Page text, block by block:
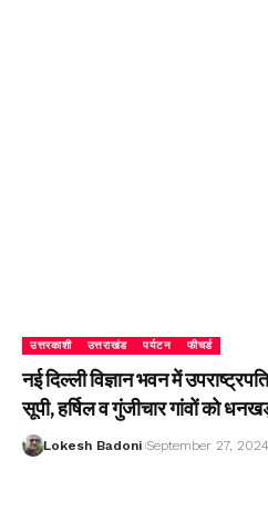
उत्तरकाशी उत्तराखंड पर्यटन फीचर्ड
नई दिल्ली विज्ञान भवन में
सूपी, हर्षिल व गुंजीचार गांवों को
Lokesh Badoni September 27, 2024